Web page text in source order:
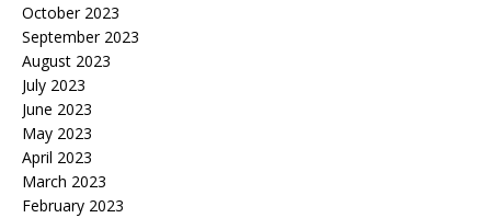
October 2023
September 2023
August 2023
July 2023
June 2023
May 2023
April 2023
March 2023
February 2023